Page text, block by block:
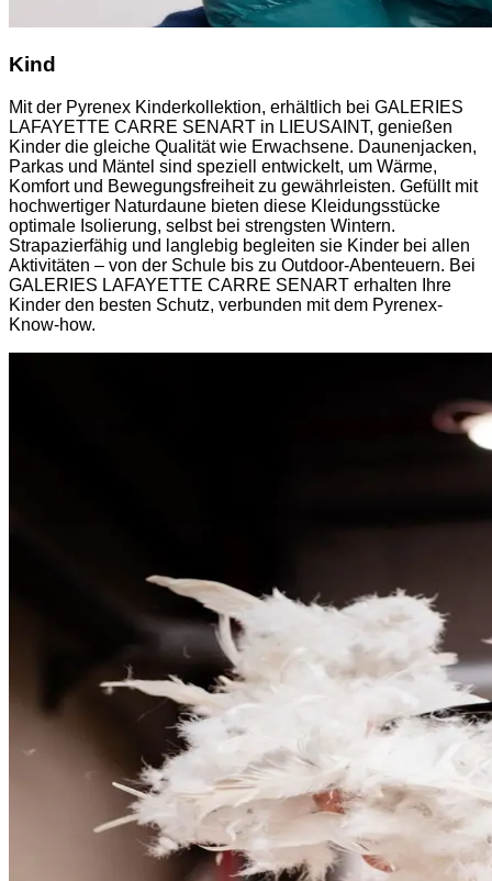
Kind
Mit der Pyrenex Kinderkollektion, erhältlich bei GALERIES
LAFAYETTE CARRE SENART in LIEUSAINT, genießen
Kinder die gleiche Qualität wie Erwachsene. Daunenjacken,
Parkas und Mäntel sind speziell entwickelt, um Wärme,
Komfort und Bewegungsfreiheit zu gewährleisten. Gefüllt mit
hochwertiger Naturdaune bieten diese Kleidungsstücke
optimale Isolierung, selbst bei strengsten Wintern.
Strapazierfähig und langlebig begleiten sie Kinder bei allen
Aktivitäten – von der Schule bis zu Outdoor-Abenteuern. Bei
GALERIES LAFAYETTE CARRE SENART erhalten Ihre
Kinder den besten Schutz, verbunden mit dem Pyrenex-
Know-how.